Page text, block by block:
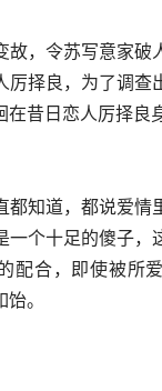
故，令苏写意家破
厉择良，为了调查
昔日恋人厉择良
知道，都说爱情
一个十足的傻子，
配合，即使被所
。